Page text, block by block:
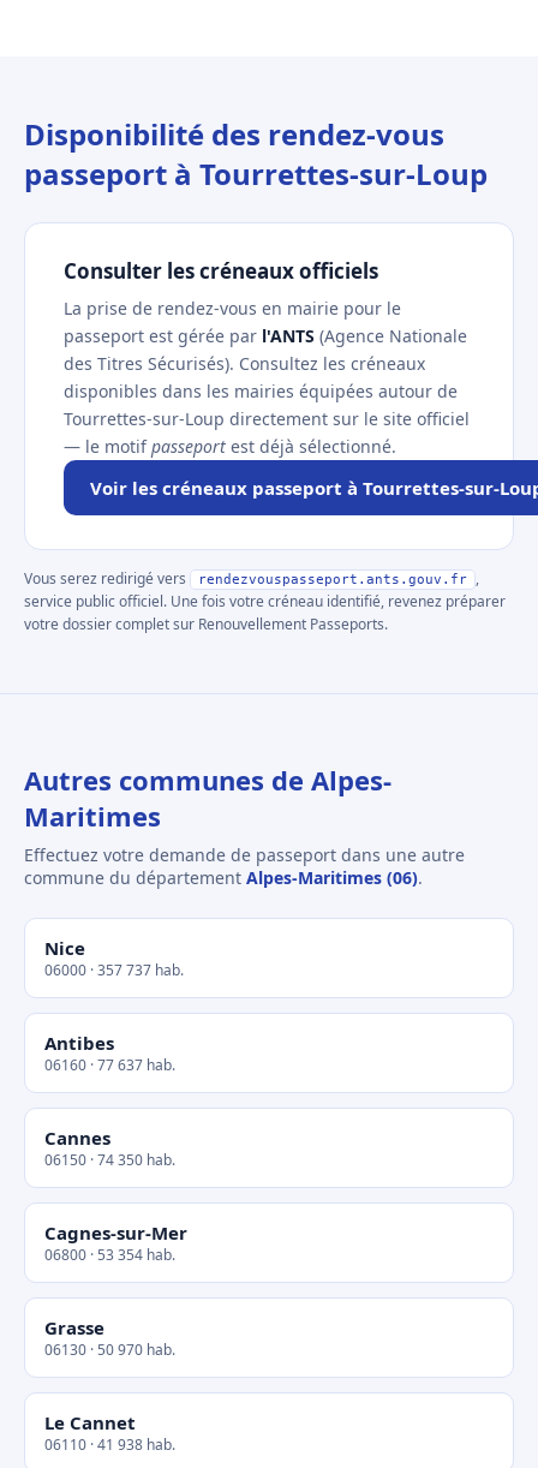
Disponibilité des rendez-vous
passeport à Tourrettes-sur-Loup
Consulter les créneaux officiels
La prise de rendez-vous en mairie pour le
passeport est gérée par l'ANTS (Agence Nationale
des Titres Sécurisés). Consultez les créneaux
disponibles dans les mairies équipées autour de
Tourrettes-sur-Loup directement sur le site officiel
— le motifpasseport est déjà sélectionné.
Voir les créneaux passeport à Tourrettes-sur-
Vous serez redirigé vers rendezvouspasseport.ants.gouv.fr
,
service public officiel. Une fois votre créneau identifié, revenez préparer
votre dossier complet sur Renouvellement Passeports.
Autres communes de Alpes-
Maritimes
Effectuez votre demande de passeport dans une autre
commune du département Alpes-Maritimes (06).
Nice
06000 · 357 737 hab.
Antibes
06160 · 77 637 hab.
Cannes
06150 · 74 350 hab.
Cagnes-sur-Mer
06800 · 53 354 hab.
Grasse
06130 · 50 970 hab.
Le Cannet
06110 · 41 938 hab.